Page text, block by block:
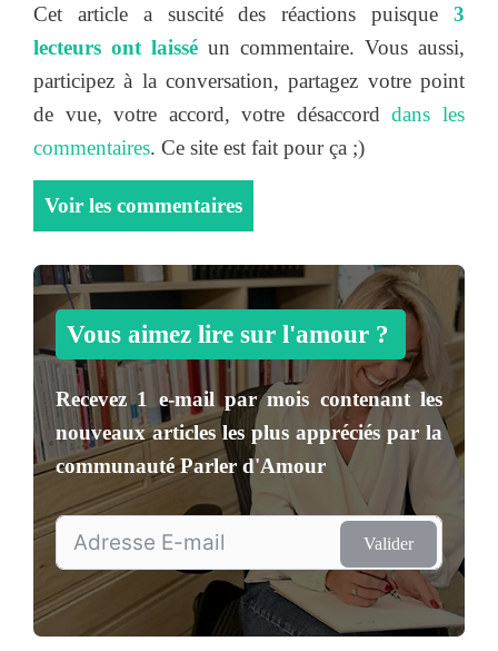
Cet article a suscité des réactions puisque 3
lecteurs ont laissé un commentaire. Vous aussi,
participez à la conversation, partagez votre point
de vue, votre accord, votre désaccorddans les
commentaires. Ce site est fait pour ça ;)
Voir les commentaires
Vous aimez lire sur l'amour ?
Recevez1 e-mail par mois contenant les
nouveaux articles les plus appréciés par la
communautéParler d'Amour
Valider